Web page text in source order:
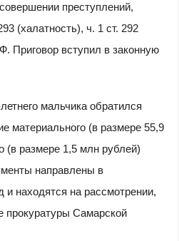
преступлений,
(халатность), ч. 1 ст. 292
Приговор вступил в законную
мальчика обратился
материального (в размере 55,9
(в размере 1,5 млн рублей)
направлены в
и находятся на рассмотрении,
Самарской